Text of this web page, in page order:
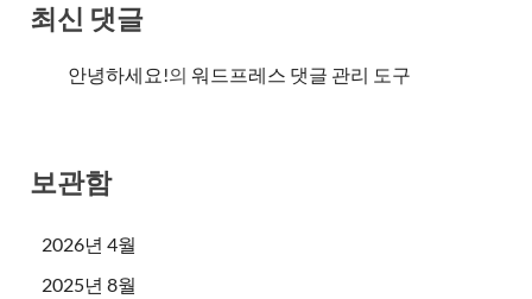
최신 댓글
안녕하세요!의 워드프레스 댓글 관리 도구
보관함
2026년 4월
2025년 8월